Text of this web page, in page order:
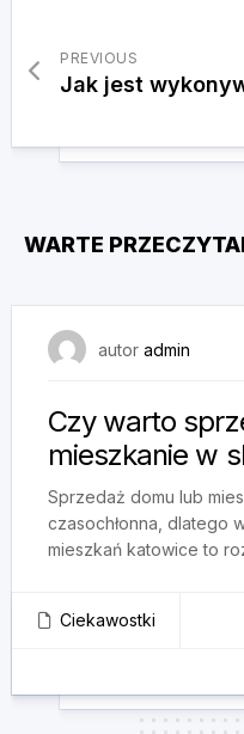
PREVIOUS
Jak jest
WARTE
autor admin
Czy warto
mieszkanie w
Sprzedaż domu lub
czasochłonna, dlatego
mieszkań katowice to
Ciekawostki